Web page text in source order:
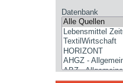
Datenbank